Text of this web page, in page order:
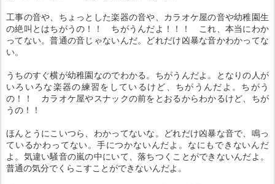
工事の音や、ちょっとした楽器の音や、カラオケ屋の音や幼稚園生
の絶叫とはちがうの！！ ちがうんだよ！！！ これ、本当にわか
ってない。普通の音じゃないんだ。どれだけ凶暴な音かわかってな
い。
うちのすぐ横が幼稚園なのでわかる。ちがうんだよ。となりの人が
いろいろな楽器の練習をしているけど、ちがうんだよ。ちがう
の！！ カラオケ屋やスナックの前をとおるからわかるけど、ちが
うの！！
ほんとうにこいつら、わかってないな。どれだけ凶暴な音で、鳴っ
ているかわってない。手につかないんだよ。なにもできないんだ
よ。気違い騒音の嵐の中にいて、落ちつくことができないんだよ。
普通の気分でくらこすことができないんだよ。